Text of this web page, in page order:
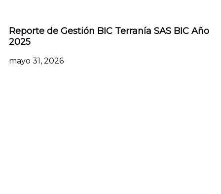
Reporte de Gestión BIC Terranía SAS BIC Año
2025
mayo 31, 2026